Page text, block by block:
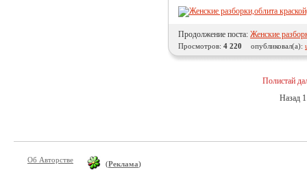
Продолжение поста: Женские
Просмотров: 4 220 опубликовал(а):
Полистай
Назад 1
Об Авторстве (Реклама)